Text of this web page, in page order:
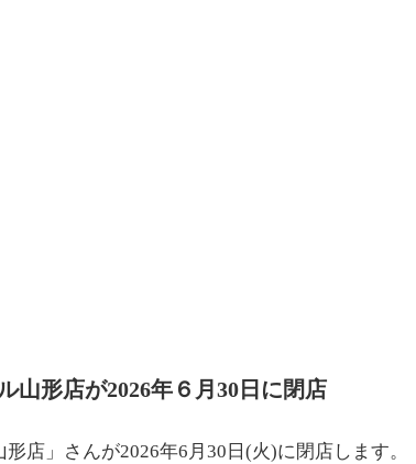
山形店が2026年６月30日に閉店
店」さんが2026年6月30日(火)に閉店します。